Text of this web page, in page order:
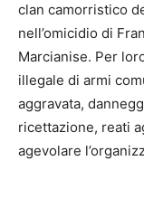
clan camorristico
nell’omicidio di
Marcianise. Per
illegale di armi
aggravata,
ricettazione, reati
agevolare